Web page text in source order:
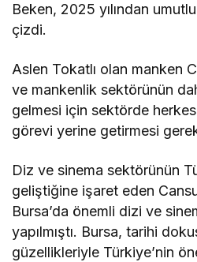
Beken, 2025 yılından umutlu
çizdi.
Aslen Tokatlı olan manken
ve mankenlik sektörünün
gelmesi için sektörde
görevi yerine getirmesi
Diz ve sinema sektörünün
geliştiğine işaret eden
Bursa’da önemli dizi ve
yapılmıştı. Bursa, tarihi
güzellikleriyle Türkiye’nin